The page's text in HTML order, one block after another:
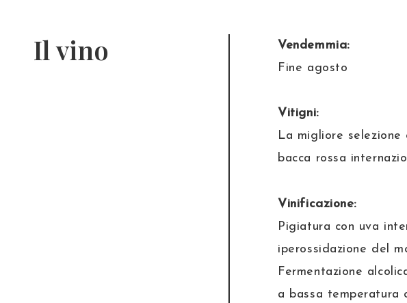
Il vino
Vendemmia:
Fine agosto
Vitigni:
La migliore selezione
bacca rossa
Vinificazione:
Pigiatura con uva
iperossidazione del
Fermentazione
a bassa temperatura